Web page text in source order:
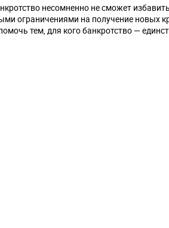
несомненно не сможет
ограничениями на получение новых
тем, для кого банкротство —